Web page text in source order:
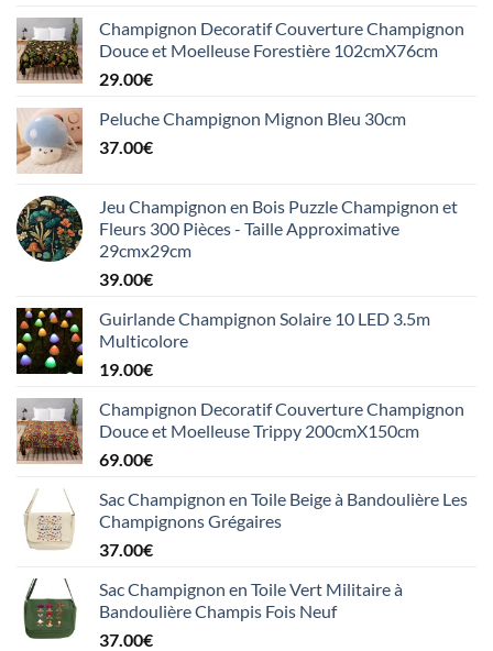
Champignon Decoratif Couverture Champignon
Douce et Moelleuse Forestière 102cmX76cm
29.00€
Peluche Champignon Mignon Bleu 30cm
37.00€
Jeu Champignon en Bois Puzzle Champignon et
Fleurs 300 Pièces - Taille Approximative
29cmx29cm
39.00€
Guirlande Champignon Solaire 10 LED 3.5m
Multicolore
19.00€
Champignon Decoratif Couverture Champignon
Douce et Moelleuse Trippy 200cmX150cm
69.00€
Sac Champignon en Toile Beige à Bandoulière Les
Champignons Grégaires
37.00€
Sac Champignon en Toile Vert Militaire à
Bandoulière Champis Fois Neuf
37.00€